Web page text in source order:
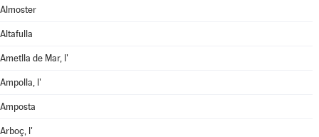
Almoster
Altafulla
Ametlla de Mar, l'
Ampolla, l'
Amposta
Arboç, l'